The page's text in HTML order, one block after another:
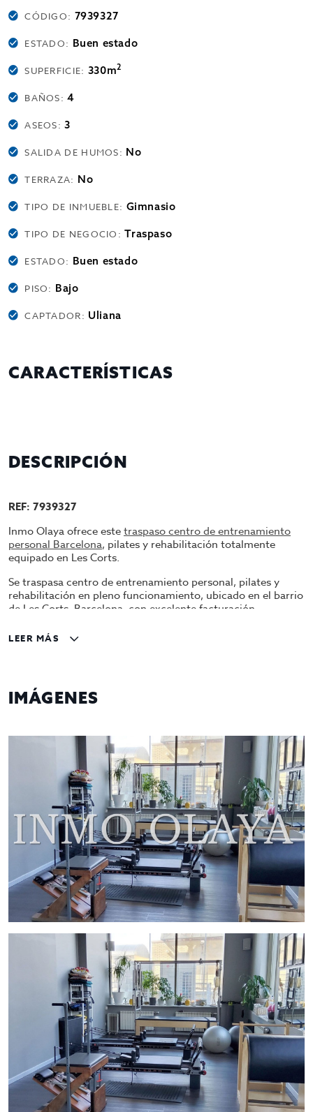
CÓDIGO: 7939327
ESTADO: Buen estado
SUPERFICIE: 330m2
BAÑOS:4
ASEOS:3
SALIDA DE HUMOS: No
TERRAZA: No
TIPO DE INMUEBLE: Gimnasio
TIPO DE NEGOCIO:Traspaso
ESTADO: Buen estado
PISO: Bajo
CAPTADOR: Uliana
CARACTERÍSTICAS
DESCRIPCIÓN
REF: 7939327
Inmo Olaya ofrece estetraspaso centro de entrenamiento
personal Barcelona, pilates y rehabilitación totalmente
equipado en Les Corts.
Se traspasa centro de entrenamiento personal, pilates y
rehabilitación en pleno funcionamiento, ubicado en el barrio
de Les Corts, Barcelona, con excelente facturación
completamente reformado y equipado para continuar la
Planta baja – 138 m² (a pie de calle)
• 1 aseo adaptado para personas con movilidad reducida.
• Altura de techo de 5 metros, aportando amplitud y
Planta sótano – 168 m²
• Espacio diáfano ideal para clases grupales, pilates, yoga o
rehabilitación.
• 2 aseos adicionales.
• 2 vestuarios equipados, con un total de 4 duchas.
• Patio interior que aporta ventilación natural.
Características y ventajas
• Licencia específica para entrenamiento personal, pilates y
rehabilitación.
• Local en perfecto estado y totalmente equipado con
maquinaria y material profesional.
• Negocio con alta facturación y flujo constante de clientes,
ideal para continuar operando desde el primer día.
• Ubicación estratégica en zona residencial y de oficinas, con
gran demanda de servicios deportivos y de bienestar.
Condiciones económicas
Precio de traspaso: 250.000 €
Alquiler: 3.200 € + IVA
• Contrato: 10 años
LEER MÁS
IMÁGENES